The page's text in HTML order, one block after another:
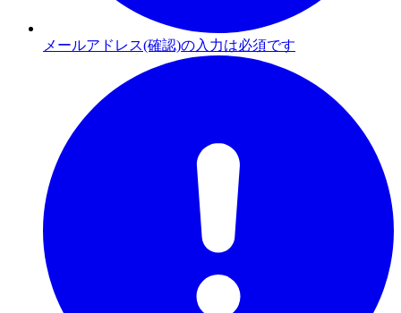
メールアドレス(確認)の入力は必須です